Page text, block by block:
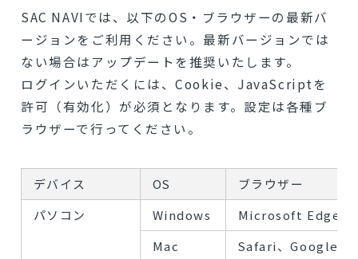
SAC NAVIでは、以下のOS・ブラウザーの最新バ
ージョンをご利用ください。最新バージョンでは
ない場合はアップデートを推奨いたします。
ログインいただくには、Cookie、JavaScriptを
許可（有効化）が必須となります。設定は各種ブ
ラウザーで行ってください。
デバイス OS
ブラウザー
パソコン
Windows
Microsoft Edge
Mac
Safari、Google